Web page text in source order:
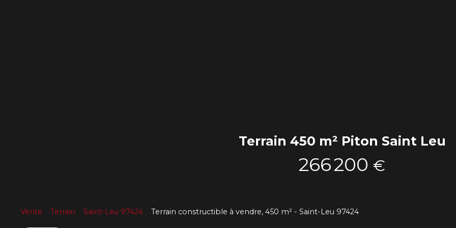
Terrain 450 m² Piton Saint Leu
266 200 €
Vente Terrain Saint-Leu 97424 Terrain constructible à vendre, 450 m² - Saint-Leu 97424